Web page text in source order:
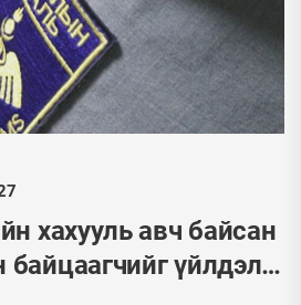
хахууль авч байсан
үйлдэл